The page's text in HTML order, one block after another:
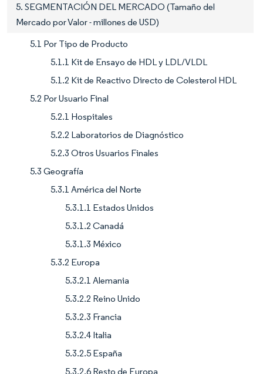
5. SEGMENTACIÓN DEL MERCADO (Tamaño del
Mercado por Valor - millones de USD)
5.1 Por Tipo de Producto
5.1.1 Kit de Ensayo de HDL y LDL/VLDL
5.1.2 Kit de Reactivo Directo de Colesterol HDL
5.2 Por Usuario Final
5.2.1 Hospitales
5.2.2 Laboratorios de Diagnóstico
5.2.3 Otros Usuarios Finales
5.3 Geografía
5.3.1 América del Norte
5.3.1.1 Estados Unidos
5.3.1.2 Canadá
5.3.1.3 México
5.3.2 Europa
5.3.2.1 Alemania
5.3.2.2 Reino Unido
5.3.2.3 Francia
5.3.2.4 Italia
5.3.2.5 España
5.3.2.6 Resto de Europa